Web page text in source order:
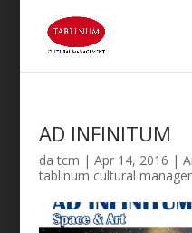
AD INFINITUM
datcm | Apr 14, 2016 |
tablinum cultural